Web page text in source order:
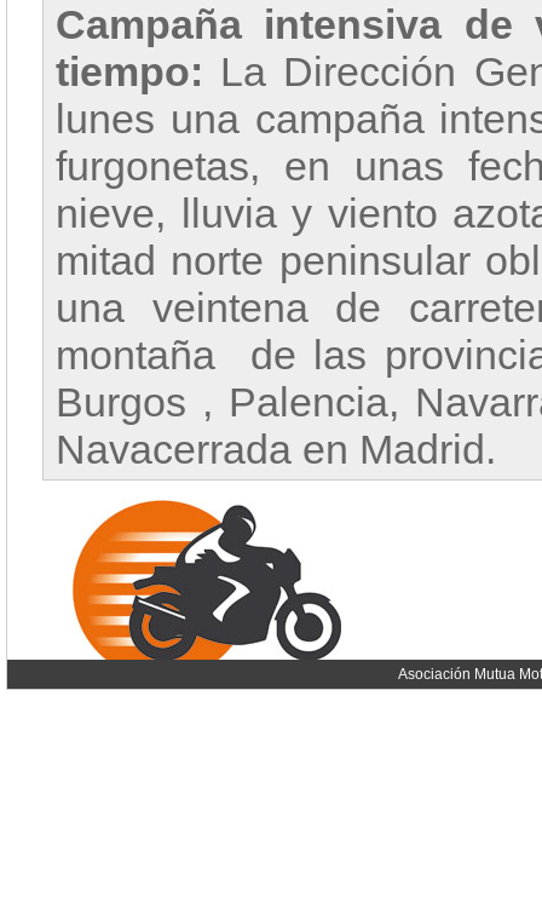
Campaña intensiva
tiempo: La Dirección
lunes una campaña
furgonetas, en unas
nieve, lluvia y viento
mitad norte peninsular
una veintena de
montaña de las
Burgos , Palencia,
Navacerrada en Madrid.
Asociación Mutua